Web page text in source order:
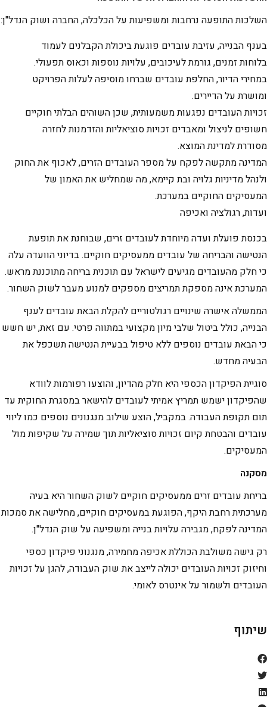
השלכות התופעה נרחבות ומשפיעות על הכלכלה, החברה ושוק הנדל"ן:
בענף הבנייה, עזיבת עובדים פוגעת ביכולת הקבלנים לעמוד
בלוחות זמנים, גורמת לעיכובים, עלויות נוספות וכאוס תפעולי.
במחירי הדיור, החלפת עובדים שברחו מוסיפה לעלות הפרויקט
ומושרת על הדיירים.
זכויות העובדים נפגעות משמעותית, שכן השוהים הבלתי חוקיים
חשופים לניצול ומאבדים זכויות סוציאליות והזדמנות לחזרה
מסודרת למדינת המוצא.
המדינה מתקשה לפקח על מספר העובדים הזרים, לאכוף את החוק
ולנהל מדיניות גלויה ובת קיימא, מה שמחליש את האמון של
המעסיקים החוקיים במערכת.
ועדות, רגולציה ואכיפה
בכנסת פועלת ועדה מיוחדת לעובדים זרים, שבוחנת את תופעת
הנטישה והבריחה של עובדים ממעסיקים חוקיים. בדיוני הוועדה עלה
כי חלק מהעובדים מגיעים לישראל עם תוכנית בריחה מתוכננת מראש.
המערכת אינה מספקת תמריצים מספקים למנוע מעבר לשוק השחור.
הממשלה אישרה שינויים רגולטוריים להקלת הבאת עובדים לענף
הבנייה, כולל ביטול שלבי מיון מקצועי במתווה פרטי. עם זאת, יש חשש
כי הבאת עובדים נוספים ללא טיפול בבעיית הנטישה תשכפל את
הבעיה מחדש.
סוגיית הפיקדון הכספי היא חלק מהדיון, והוצעו רפורמות לוודא
שהפיקדון ישמש תמריץ אמיתי לעובדים להישאר במסגרת החוקית עד
תום תקופת העבודה. במקביל, הוצע שילוב מנגנונים נוספים כמו ליווי
עובדים והבטחת קיום זכויות סוציאליות תוך שמירה על שקיפות מול
המעסיקים.
מסקנה
בריחת עובדים זרים ממעסיקים חוקיים לשוק השחור היא בעיה
מערכתית רחבת היקף, הפוגעת במעסיקים חוקיים, מחלישה את סמכות
המדינה לפקח, מגבירה עלויות בנייה ומשפיעה על שוק הנדל"ן.
רק גישה משולבת הכוללת אכיפה מחמירה, מנגנוני פיקדון כספי
וחיזוק זכויות העובדים יכולה לייצב את שוק העבודה, להגן על זכויות
העובדים ולשמור על אינטרס לאומי.
שיתוף